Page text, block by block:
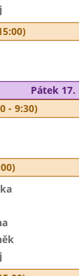
Pátek 17.
- 9:30)